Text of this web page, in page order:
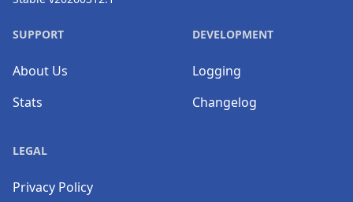
SUPPORT
About Us
Stats
DEVELOPMENT
Logging
Changelog
LEGAL
Privacy Policy